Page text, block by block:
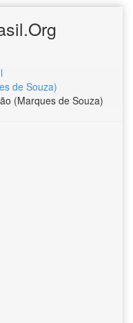
de Souza)
(Marques de Souza)